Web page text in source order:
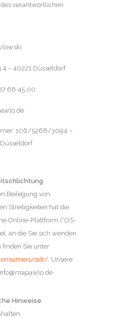
verantwortlichen
– 40221 Düsseldorf
66 45 00
106/5268/3094 –
Beilegung von
Streitigkeiten hat die
Online-Plattform (“OS-
an die Sie sich wenden
finden Sie unter
odr/ . Unsere
Hinweise